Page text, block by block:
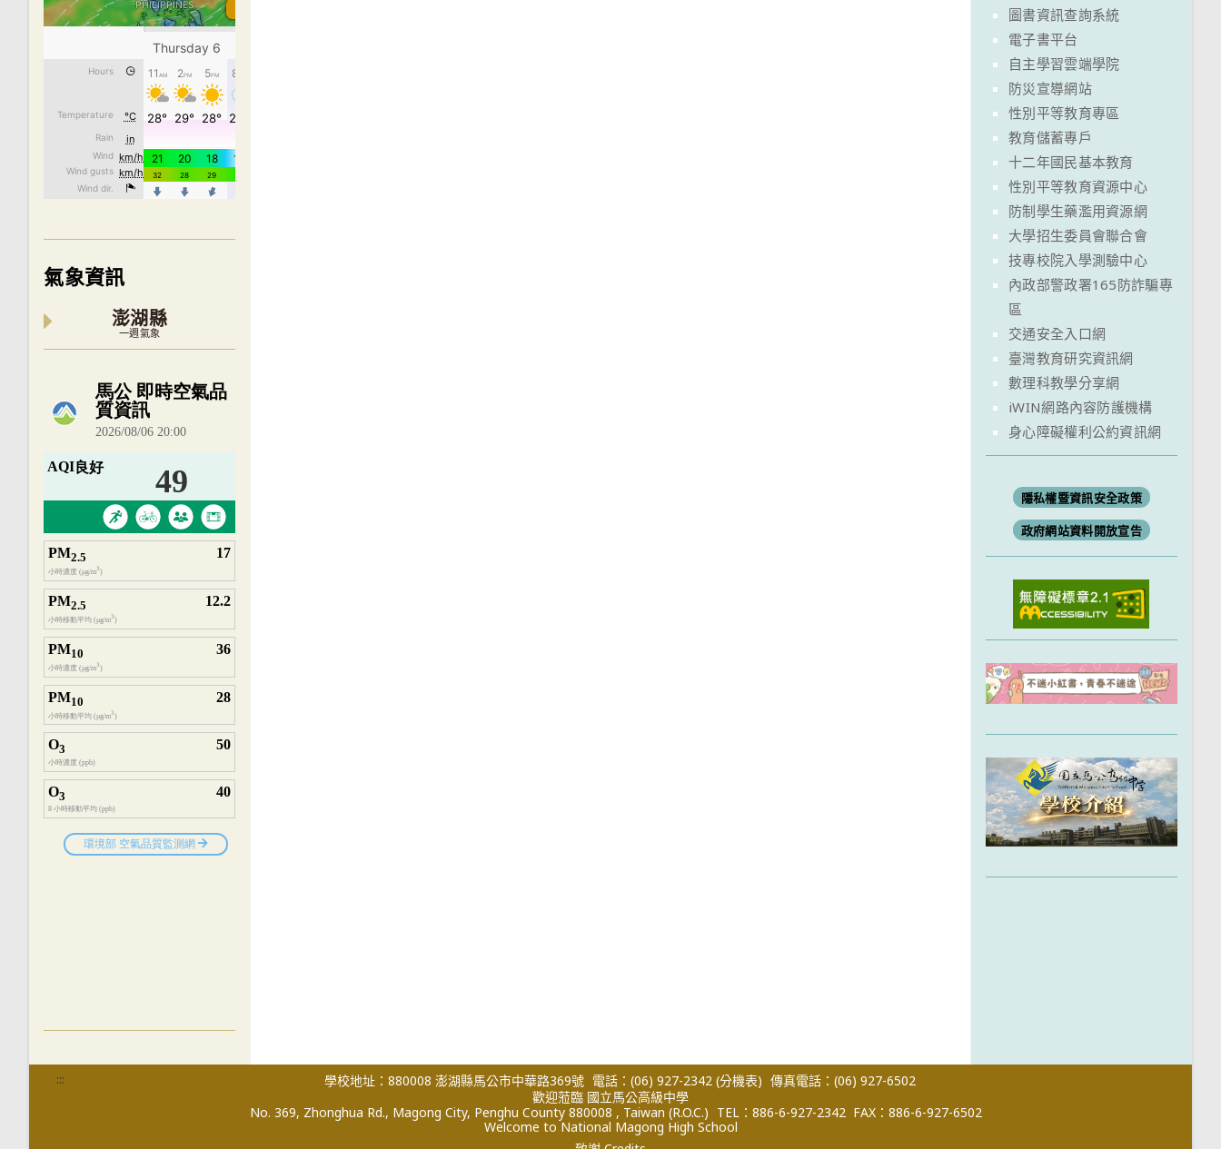
氣象資訊
澎湖縣
一週氣象
內嵌空氣品質小工具為視覺預覽，完整即時空氣品質資料請開啟
圖書資訊查詢系統
電子書平台
自主學習雲端學院
防災宣導網站
性別平等教育專區
教育儲蓄專戶
十二年國民基本教育
性別平等教育資源中心
防制學生藥濫用資源網
大學招生委員會聯合會
技專校院入學測驗中心
內政部警政署165防詐騙專
區
交通安全入口網
臺灣教育研究資訊網
數理科教學分享網
iWIN網路內容防護機構
身心障礙權利公約資訊網
隱私權暨資訊安全政策
政府網站資料開放宣告
::: 學校地址：880008 澎湖縣馬公市中華路369號 電話：(06) 927-2342 (分機表) 傳真電話：(06) 927-6502
歡迎蒞臨 國立馬公高級中學
No. 369, Zhonghua Rd., Magong City, Penghu County 880008 , Taiwan (R.O.C.) TEL：886-6-927-2342 FAX：886-6-927-6502
Welcome to National Magong High School